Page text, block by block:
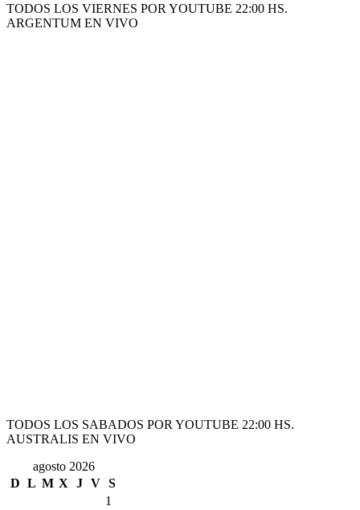
TODOS LOS VIERNES POR YOUTUBE 22:00 HS.
ARGENTUM EN VIVO
TODOS LOS SABADOS POR YOUTUBE 22:00 HS.
AUSTRALIS EN VIVO
agosto 2026
D L M X J V S
1